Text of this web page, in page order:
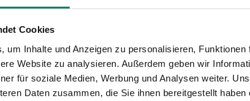
Cookies
um Inhalte und Anzeigen zu personalisieren,
Website zu analysieren. Außerdem geben wir
für soziale Medien, Werbung und Analysen weiter.
Daten zusammen, die Sie ihnen bereitgestellt